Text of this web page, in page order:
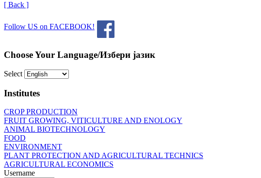
[ Back ]
Follow US on FACEBOOK!
Choose Your Language/Избери јазик
Select
Institutes
CROP PRODUCTION
FRUIT GROWING, VITICULTURE AND ENOLOGY
ANIMAL BIOTECHNOLOGY
FOOD
ENVIRONMENT
PLANT PROTECTION AND AGRICULTURAL TECHNICS
AGRICULTURAL ECONOMICS
Username